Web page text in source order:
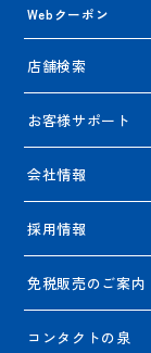
Webクーポン
店舗検索
お客様サポート
会社情報
採用情報
免税販売のご案内
コンタクトの泉